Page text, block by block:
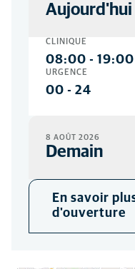
Aujourd'hui
CLINIQUE
08:00 - 19:00
URGENCE
00 - 24
8 AOÛT 2026
Demain
08:00-18:00
URGENCE
00-24
En savoir
d'ouverture